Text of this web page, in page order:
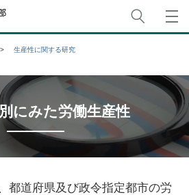
公益財団法人日本生産性本部
生産性に関する研究
にみた労働生産性
都道府県及び政令指定都市の労